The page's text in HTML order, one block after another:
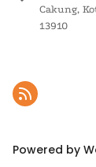
Cakung,
13910
Powered by